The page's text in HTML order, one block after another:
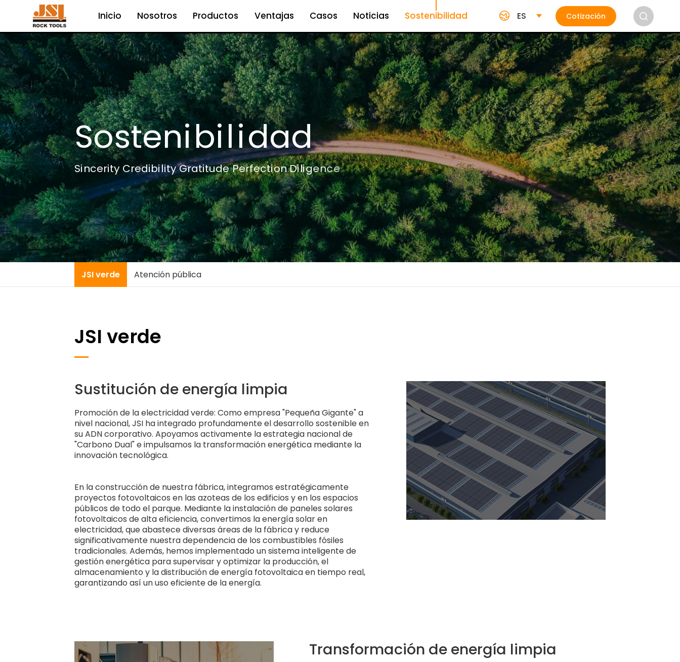
Inicio Nosotros Productos Ventajas Casos Noticias Sostenibilidad ES Cotización
Sostenibilidad
Sincerity Credibility GratitudePerfectionDiligence
JSI verde Atención pública
JSI verde
Sustitución de energía limpia
Promoción de la electricidad verde: Como empresa "Pequeña Gigante" a
nivel nacional, JSI ha integrado profundamente el desarrollo sostenible en
su ADN corporativo. Apoyamos activamente la estrategia nacional de
"Carbono Dual" e impulsamos la transformación energética mediante la
innovación tecnológica.
En la construcción de nuestra fábrica, integramos estratégicamente
proyectos fotovoltaicos en las azoteas de los edificios y en los espacios
públicos de todo el parque. Mediante la instalación de paneles solares
fotovoltaicos de alta eficiencia, convertimos la energía solar en
electricidad, que abastece diversas áreas de la fábrica y reduce
significativamente nuestra dependencia de los combustibles fósiles
tradicionales. Además, hemos implementado un sistema inteligente de
gestión energética para supervisar y optimizar la producción, el
almacenamiento y la distribución de energía fotovoltaica en tiempo real,
garantizando así un uso eficiente de la energía.
Transformación de energía limpia